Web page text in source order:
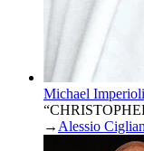
Michael Imperioli
→ Alessio